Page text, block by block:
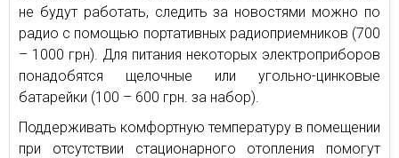
не будут работать, следить за новостями можно по
радио с помощью портативных радиоприемников (700
– 1000 грн). Для питания некоторых электроприборов
понадобятся щелочные или угольно-цинковые
батарейки (100 – 600 грн. за набор).
Поддерживать комфортную температуру в помещении
при отсутствии стационарного отопления помогут